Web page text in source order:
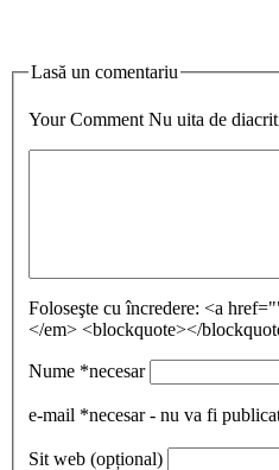
Lasă un comentariu
Your Comment Nu uita de
Foloseşte cu încredere: <a
</em> <blockquote></
Nume *necesar
e-mail *necesar - nu va fi
Sit web (opțional)